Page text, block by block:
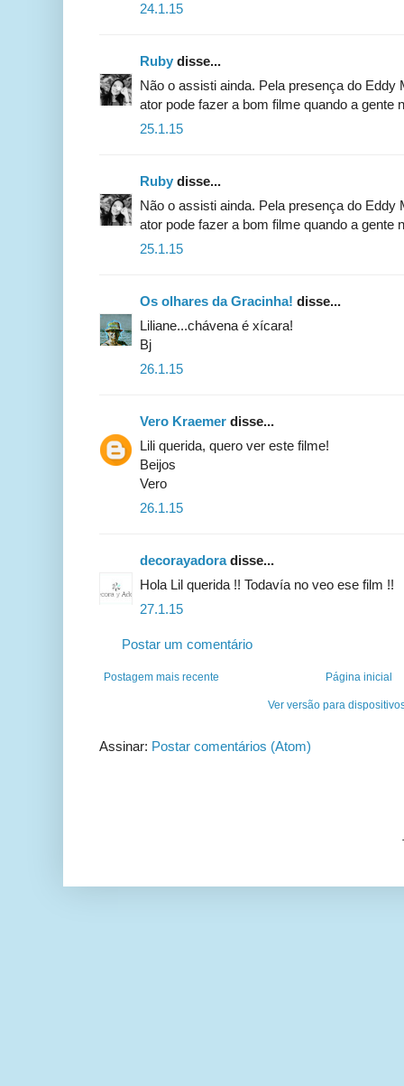
24.1.15
Ruby disse...
Não o assisti ainda. Pela presença do Eddy
ator pode fazer a bom filme quando a gente
25.1.15
Ruby disse...
Não o assisti ainda. Pela presença do Eddy
ator pode fazer a bom filme quando a gente
25.1.15
Os olhares da Gracinha! disse...
Liliane...chávena é xícara!
Bj
26.1.15
Vero Kraemer disse...
Lili querida, quero ver este filme!
Beijos
Vero
26.1.15
decorayadoradisse...
Hola Lil querida !! Todavía no veo ese film !!
27.1.15
Postar um comentário
Postagem mais recente Página inicial
Ver versão para
Assinar: Postar comentários (Atom)